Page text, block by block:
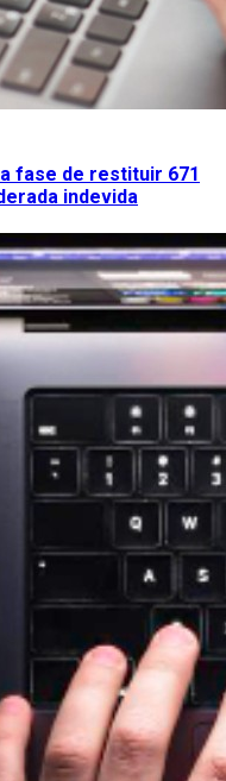
fase de restituir 671
indevida